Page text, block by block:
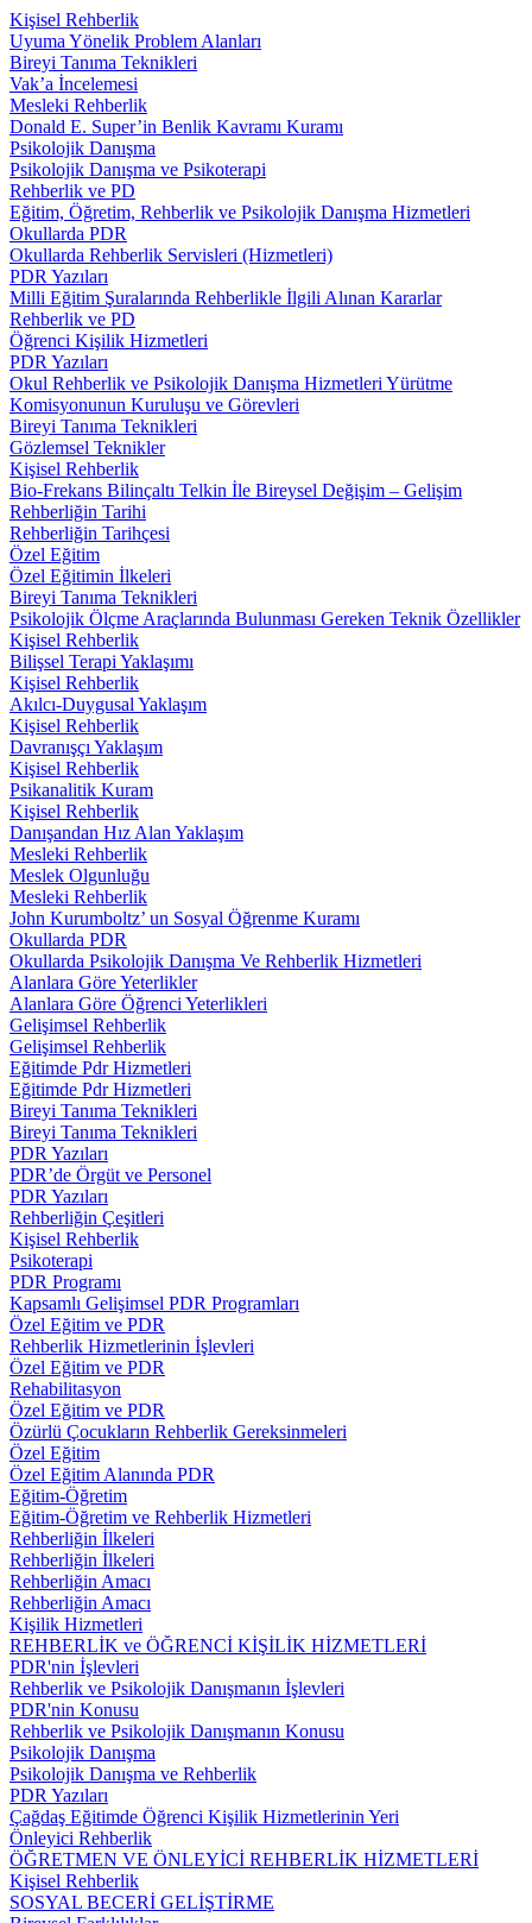
Kişisel Rehberlik
Uyuma Yönelik Problem Alanları
Bireyi Tanıma Teknikleri
Vak’a İncelemesi
Mesleki Rehberlik
Donald E. Super’in Benlik Kavramı Kuramı
Psikolojik Danışma
Psikolojik Danışma ve Psikoterapi
Rehberlik ve PD
Eğitim, Öğretim, Rehberlik ve Psikolojik Danışma Hizmetleri
Okullarda PDR
Okullarda Rehberlik Servisleri (Hizmetleri)
PDR Yazıları
Milli Eğitim Şuralarında Rehberlikle İlgili Alınan Kararlar
Rehberlik ve PD
Öğrenci Kişilik Hizmetleri
PDR Yazıları
Okul Rehberlik ve Psikolojik Danışma Hizmetleri Yürütme
Komisyonunun Kuruluşu ve Görevleri
Bireyi Tanıma Teknikleri
Gözlemsel Teknikler
Kişisel Rehberlik
Bio-Frekans Bilinçaltı Telkin İle Bireysel Değişim – Gelişim
Rehberliğin Tarihi
Rehberliğin Tarihçesi
Özel Eğitim
Özel Eğitimin İlkeleri
Bireyi Tanıma Teknikleri
Psikolojik Ölçme Araçlarında Bulunması Gereken Teknik Özellikler
Kişisel Rehberlik
Bilişsel Terapi Yaklaşımı
Kişisel Rehberlik
Akılcı-Duygusal Yaklaşım
Kişisel Rehberlik
Davranışçı Yaklaşım
Kişisel Rehberlik
Psikanalitik Kuram
Kişisel Rehberlik
Danışandan Hız Alan Yaklaşım
Mesleki Rehberlik
Meslek Olgunluğu
Mesleki Rehberlik
John Kurumboltz’ un Sosyal Öğrenme Kuramı
Okullarda PDR
Okullarda Psikolojik Danışma Ve Rehberlik Hizmetleri
Alanlara Göre Yeterlikler
Alanlara Göre Öğrenci Yeterlikleri
Gelişimsel Rehberlik
Gelişimsel Rehberlik
Eğitimde Pdr Hizmetleri
Eğitimde Pdr Hizmetleri
Bireyi Tanıma Teknikleri
Bireyi Tanıma Teknikleri
PDR Yazıları
PDR’de Örgüt ve Personel
PDR Yazıları
Rehberliğin Çeşitleri
Kişisel Rehberlik
Psikoterapi
PDR Programı
Kapsamlı Gelişimsel PDR Programları
Özel Eğitim ve PDR
Rehberlik Hizmetlerinin İşlevleri
Özel Eğitim ve PDR
Rehabilitasyon
Özel Eğitim ve PDR
Özürlü Çocukların Rehberlik Gereksinmeleri
Özel Eğitim
Özel Eğitim Alanında PDR
Eğitim-Öğretim
Eğitim-Öğretim ve Rehberlik Hizmetleri
Rehberliğin İlkeleri
Rehberliğin İlkeleri
Rehberliğin Amacı
Rehberliğin Amacı
Kişilik Hizmetleri
REHBERLİK ve ÖĞRENCİ KİŞİLİK HİZMETLERİ
PDR'nin İşlevleri
Rehberlik ve Psikolojik Danışmanın İşlevleri
PDR'nin Konusu
Rehberlik ve Psikolojik Danışmanın Konusu
Psikolojik Danışma
Psikolojik Danışma ve Rehberlik
PDR Yazıları
Çağdaş Eğitimde Öğrenci Kişilik Hizmetlerinin Yeri
Önleyici Rehberlik
ÖĞRETMEN VE ÖNLEYİCİ REHBERLİK HİZMETLERİ
Kişisel Rehberlik
SOSYAL BECERİ GELİŞTİRME